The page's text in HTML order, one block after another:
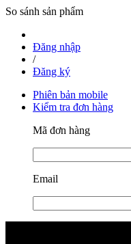
So sánh sản phẩm
Đăng nhập
/
Đăng ký
Phiên bản mobile
Kiểm tra đơn hàng
Mã đơn hàng
Email